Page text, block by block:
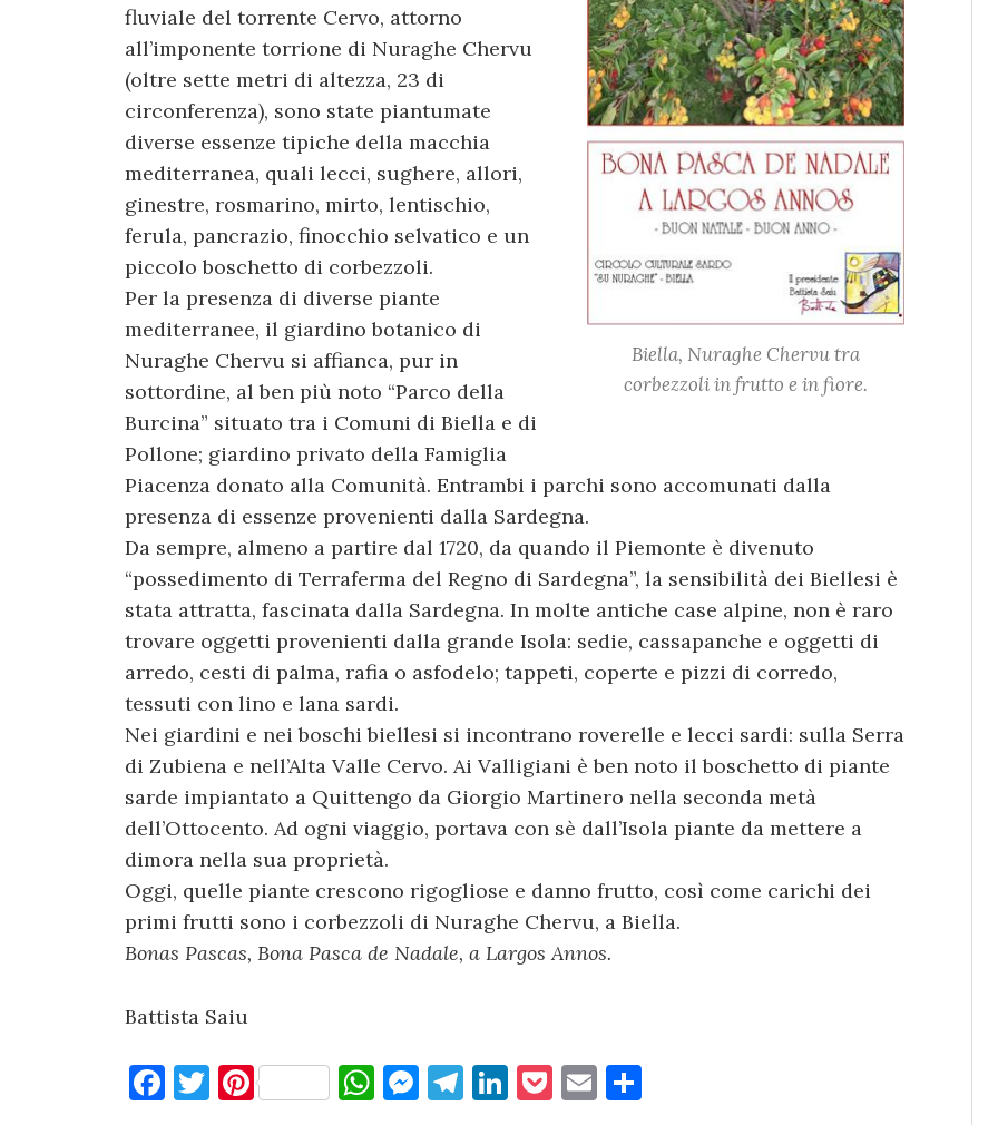
Biella, Nuraghe Chervutra
corbezzoli in frutto e in fiore.
fluviale del torrente Cervo, attorno
all’imponente torrione di Nuraghe Chervu
(oltre sette metri di altezza, 23 di
circonferenza), sono state piantumate
diverse essenze tipiche della macchia
mediterranea, quali lecci, sughere, allori,
ginestre, rosmarino, mirto, lentischio,
ferula, pancrazio, finocchio selvatico e un
piccolo boschetto di corbezzoli.
Per la presenza di diverse piante
mediterranee, il giardino botanico di
Nuraghe Chervu si affianca, pur in
sottordine, al ben più noto “Parco della
Burcina” situato tra i Comuni di Biella e di
Pollone; giardino privato della Famiglia
Piacenza donato alla Comunità. Entrambi i parchi sono accomunati dalla
presenza di essenze provenienti dalla Sardegna.
Da sempre, almeno a partire dal 1720, da quando il Piemonte è divenuto
“possedimento di Terraferma del Regno di Sardegna”, la sensibilità dei Biellesi è
stata attratta, fascinata dalla Sardegna. In molte antiche case alpine, non è raro
trovare oggetti provenienti dalla grande Isola: sedie, cassapanche e oggetti di
arredo, cesti di palma, rafia o asfodelo; tappeti, coperte e pizzi di corredo,
tessuti con lino e lana sardi.
Nei giardini e nei boschi biellesi si incontrano roverelle e lecci sardi: sulla Serra
di Zubiena e nell’Alta Valle Cervo. Ai Valligiani è ben noto il boschetto di piante
sarde impiantato a Quittengo da Giorgio Martinero nella seconda metà
dell’Ottocento. Ad ogni viaggio, portava con sè dall’Isola piante da mettere a
dimora nella sua proprietà.
Oggi, quelle piante crescono rigogliose e danno frutto, così come carichi dei
primi frutti sono i corbezzoli di Nuraghe Chervu, a Biella.
Bonas Pascas, Bona Pasca de Nadale, a Largos Annos.
Battista Saiu
F T Pi W M T Li P E